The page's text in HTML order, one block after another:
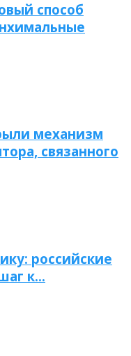
способ
механизм
связанного
российские
к…